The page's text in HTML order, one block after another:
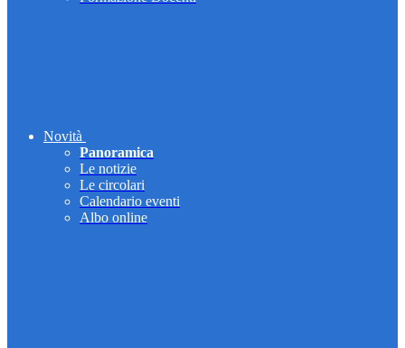
Novità
Panoramica
Le notizie
Le circolari
Calendario eventi
Albo online